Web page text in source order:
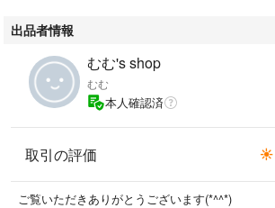
出品者情報
むむ's shop
むむ
本人確認済
取引の評価
ご覧いただきありがとうございます(*^^*)